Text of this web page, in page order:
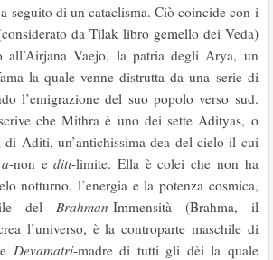
seguito di un cataclisma. Ciò coincide con i
da Tilak libro gemello dei Veda)
all’Airjana Vaejo, la patria degli Arya, un
la quale venne distrutta da una serie di
l’emigrazione del suo popolo verso sud.
che Mithra è uno dei sette Adityas, o
Aditi, un’antichissima dea del cielo il cui
a-non editi-limite. Ella è colei che non ha
notturno, l’energia e la potenza cosmica,
del Brahman-Immensità (Brahma, il
l’universo, è la controparte maschile di
Devamatri-madre di tutti gli dèi la quale